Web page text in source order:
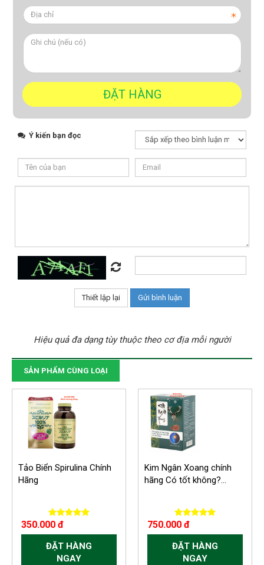
Ý kiến bạn đọc
Hiệu quả đa dạng tùy thuộc theo cơ địa mỗi người
SẢN PHẨM CÙNG LOẠI
Tảo Biển Spirulina Chính
Hãng
350.000 đ
ĐẶT HÀNG
NGAY
Kim Ngân Xoang chính
hãng Có tốt không?...
750.000 đ
ĐẶT HÀNG
NGAY